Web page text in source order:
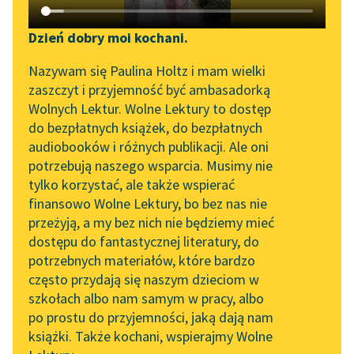
Katalog DAISY
Podkasty o książkach
Zgłoś brak utworu
Aktualności
Zapraszamy na spotkanie
online z tłumaczkami
literatury skandynawskiej
Spotkanie z Katarzyną
Tunkiel w Oslo
Wolne Lektury na 32.
Pol’and’Rock Festivalu
„Kochanek Lady
Chatterley” do słuchania
na Wolnych Lekturach
Nowy audiobook –
Narzędzia
Mapa Wolnych Lektur
Leśmianator
Przewodnik dla piszących i
czytających
API
OAI-PMH
Widget Wolnych Lektur
Przypisy
Dzień dobry moi kochani.
Nazywam się Paulina Holtz i mam wielki
zaszczyt i przyjemność być ambasadorką
Wolnych Lektur. Wolne Lektury to dostęp
do bezpłatnych książek, do bezpłatnych
audiobooków i różnych publikacji. Ale oni
potrzebują naszego wsparcia. Musimy nie
tylko korzystać, ale także wspierać
finansowo Wolne Lektury, bo bez nas nie
przeżyją, a my bez nich nie będziemy mieć
dostępu do fantastycznej literatury, do
potrzebnych materiałów, które bardzo
często przydają się naszym dzieciom w
szkołach albo nam samym w pracy, albo
po prostu do przyjemności, jaką dają nam
książki. Także kochani, wspierajmy Wolne
Oświecenie✖
Sortuj:
powiastki filozoficzne Oświecenie Woltera